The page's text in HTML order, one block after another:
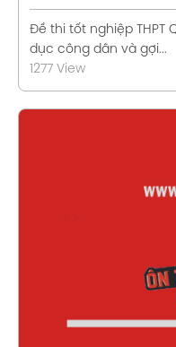
Đề thi tốt nghiệp THPT
dục công dân và gợi...
1277 View